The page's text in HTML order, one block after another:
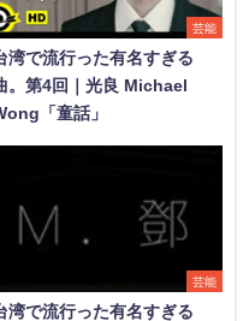
芸能
湾で流行った有名すぎる
。第4回｜光良 Michael
「童話」
芸能
湾で流行った有名すぎる